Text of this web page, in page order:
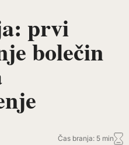
prvi
bolečin
Čas branja: 5 min